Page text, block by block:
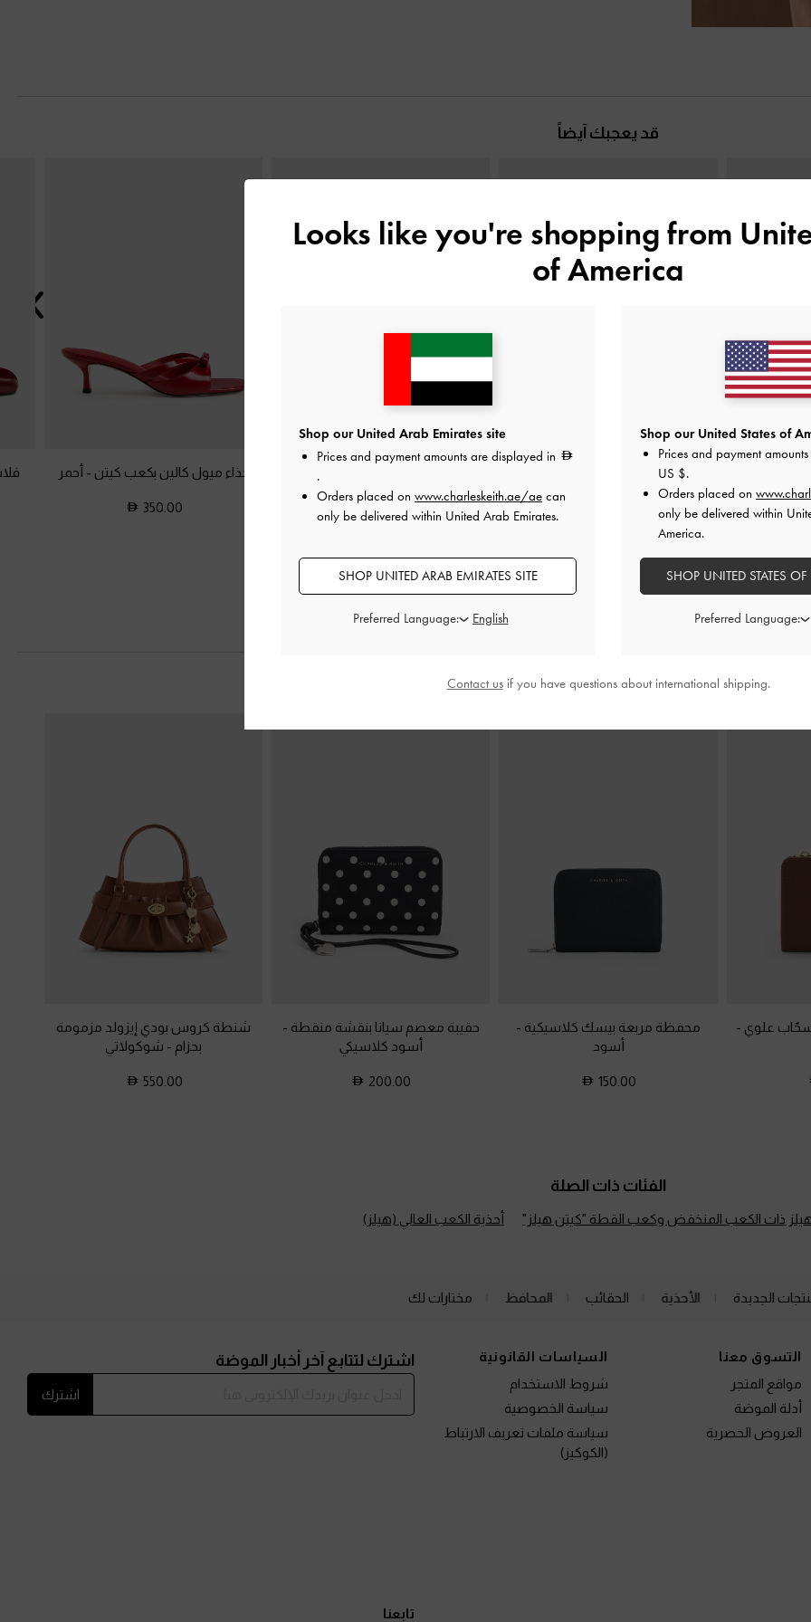
قد يعجبك آيضاً
حذاء لوسيانا مكشوف بكعب كيتن
وحزام خلفي من الجلد اللامع
أحمر
مدببة
أحمر
حذاء ميول كالين بكعب كيتن - أحمر
350.00
ارتديه مع
علوي -
محفظة مربعة بيسك كلاسيكية -
أسود
150.00
حقيبة معصم سيانا بنقشة منقطة -
أسود كلاسيكي
200.00
شنطة كروس بودي إيزولد مزمومة
بحزام - شوكولاتي
550.00
الفئات ذات الصلة
ذات الكعب المنخفض وكعب القطة "كيتن هيلز" أحذية الكعب العالي (هيلز)
الجديدة الأحذية الحقائب المحافظ مختارات لك
التسوق معنا
مواقع المتجر
أدلة الموضة
العروض الحصرية
السياسات القانونية
شروط الاستخدام
سياسة الخصوصية
سياسة ملفات تعريف الارتباط
(الكوكيز)
اشترك لتتابع آخر أخبار الموضة
اشترك
تابعنا
Looks like you're shopping from
of America
Shop our United Arab Emirates site
Prices and payment amounts are displayed in
.
Orders placed on www.charleskeith.ae/ae can
only be delivered within United Arab Emirates.
SHOP UNITED ARAB EMIRATES SITE
Preferred Language:
Shop our United States of
Prices and payment
US $.
Orders placed on
only be delivered within
America.
SHOP UNITED STATES
Preferred Language:
Contact usif you have questions about international shipping.